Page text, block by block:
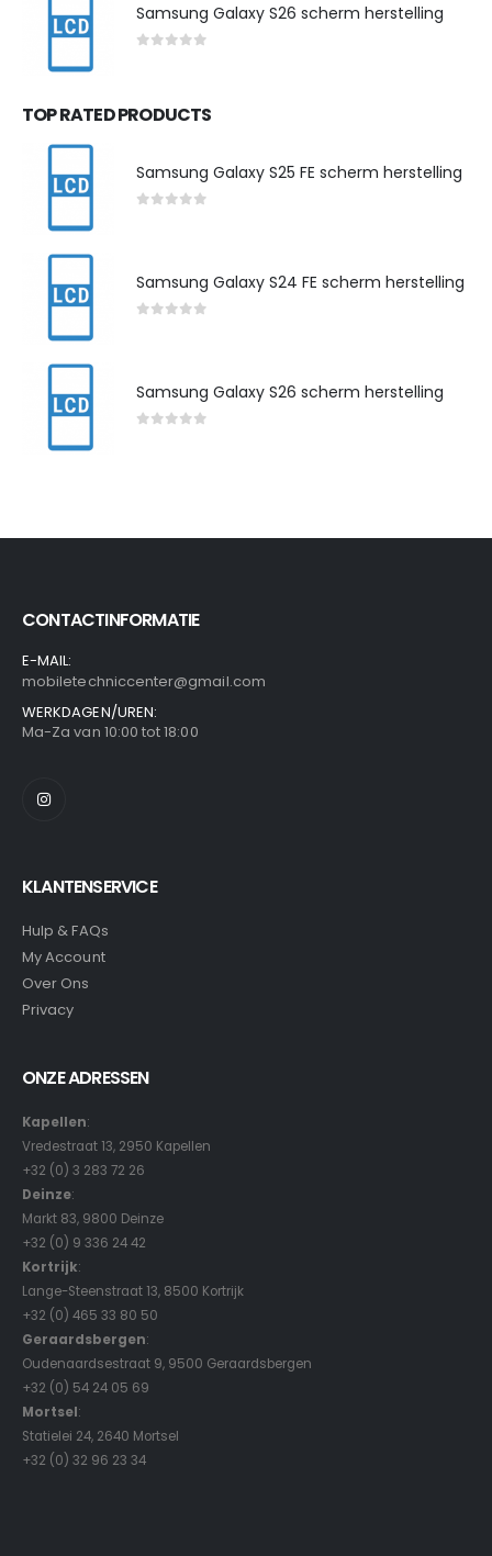
Samsung Galaxy S26 scherm herstelling
TOP RATED PRODUCTS
Samsung Galaxy S25 FE scherm herstelling
Samsung Galaxy S24 FE scherm herstelling
Samsung Galaxy S26 scherm herstelling
CONTACTINFORMATIE
E-MAIL:
mobiletechniccenter@gmail.com
WERKDAGEN/UREN:
Ma-Za van 10:00 tot 18:00
KLANTENSERVICE
Hulp & FAQs
My Account
Over Ons
Privacy
ONZE ADRESSEN
Kapellen:
Vredestraat 13, 2950 Kapellen
+32 (0) 3 283 72 26
Deinze:
Markt 83, 9800 Deinze
+32 (0) 9 336 24 42
Kortrijk:
Lange-Steenstraat 13, 8500 Kortrijk
+32 (0) 465 33 80 50
Geraardsbergen:
Oudenaardsestraat 9, 9500 Geraardsbergen
+32 (0) 54 24 05 69
Mortsel:
Statielei 24, 2640 Mortsel
+32 (0) 32 96 23 34